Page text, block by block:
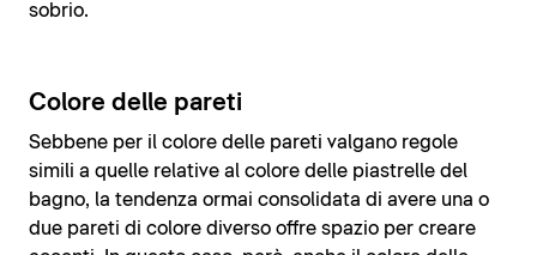
sobrio.
Colore delle pareti
Sebbene per il colore delle pareti valgano regole
simili a quelle relative al colore delle piastrelle del
bagno, la tendenza ormai consolidata di avere una o
due pareti di colore diverso offre spazio per creare